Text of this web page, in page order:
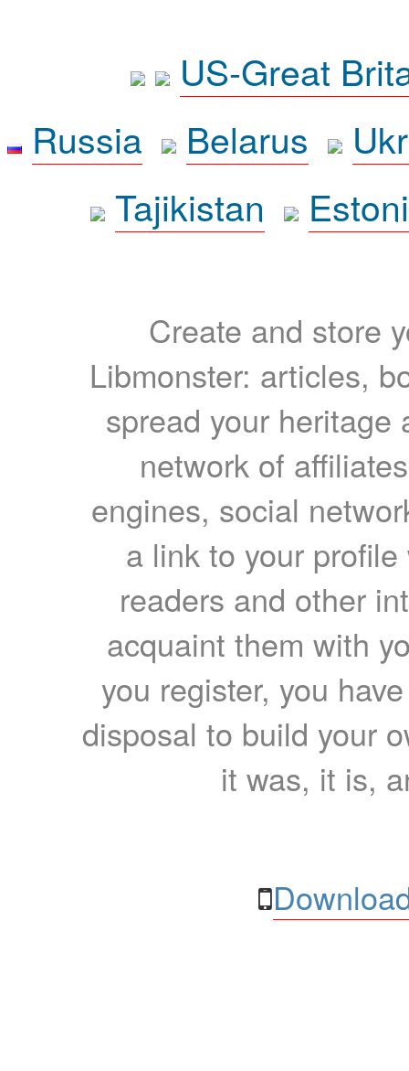
US-Great
Russia
Belarus
Tajikistan
Create and store
Libmonster: articles,
spread your heritage
network of
engines, social
a link to your
readers and other
acquaint them with
you register, you
disposal to build your
it was, it is,